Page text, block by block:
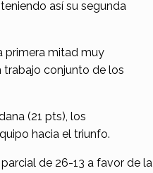
así su segunda
primera mitad muy
trabajo conjunto de los
(21 pts), los
hacia el triunfo.
de 26-13 a favor de la